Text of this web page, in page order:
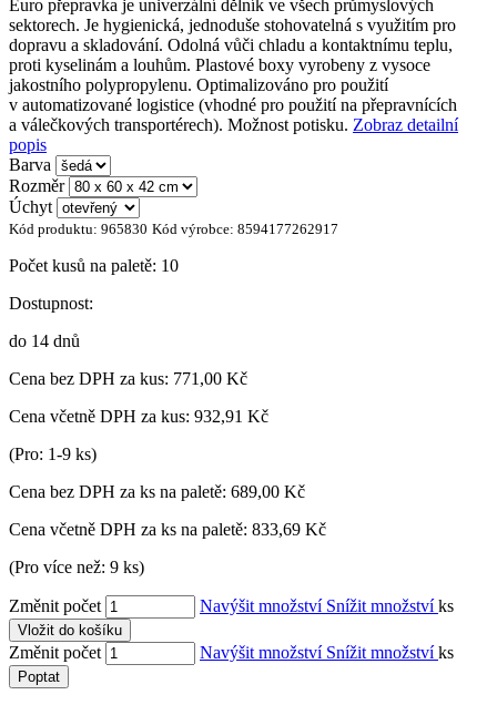
Euro přepravka je univerzální dělník ve všech průmyslových
sektorech. Je hygienická, jednoduše stohovatelná s využitím pro
dopravu a skladování. Odolná vůči chladu a kontaktnímu teplu,
proti kyselinám a louhům. Plastové boxy vyrobeny z vysoce
jakostního polypropylenu. Optimalizováno pro použití
v automatizované logistice (vhodné pro použití na přepravnících
a válečkových transportérech). Možnost potisku. Zobraz detailní
popis
Barva
Rozměr
Úchyt
Kód produktu: 965830 Kód výrobce: 8594177262917
Počet kusů na paletě: 10
Dostupnost:
do 14 dnů
Cena bez DPH za kus: 771,00 Kč
Cena včetně DPH za kus: 932,91 Kč
(Pro: 1-9 ks)
Cena bez DPH za ks na paletě: 689,00 Kč
Cena včetně DPH za ks na paletě: 833,69 Kč
(Pro více než: 9 ks)
Změnit počet Navýšit množství Snížit množstvíks
Vložit do košíku
Změnit počet Navýšit množství Snížit množstvíks
Poptat